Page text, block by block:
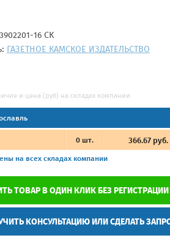
16 СК
ГАЗЕТНОЕ КАМСКОЕ ИЗДАТЕЛЬСТВО
и цена (руб) на складах компании
0шт. 366.67 руб.
на всех складах компании
ТОВАР В ОДИН КЛИК БЕЗ РЕГИСТРАЦИИ
КОНСУЛЬТАЦИЮ ИЛИ СДЕЛАТЬ